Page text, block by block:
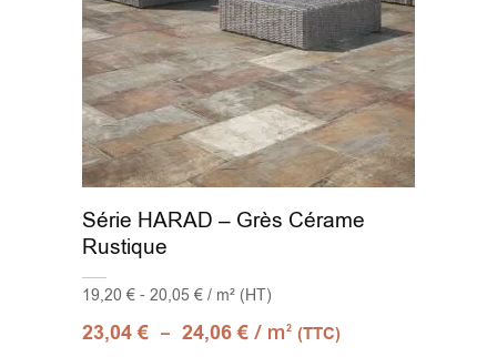
Série HARAD – Grès Cérame
Rustique
19,20 € - 20,05 € / m² (HT)
23,04€ – 24,06€ / m2 (TTC)